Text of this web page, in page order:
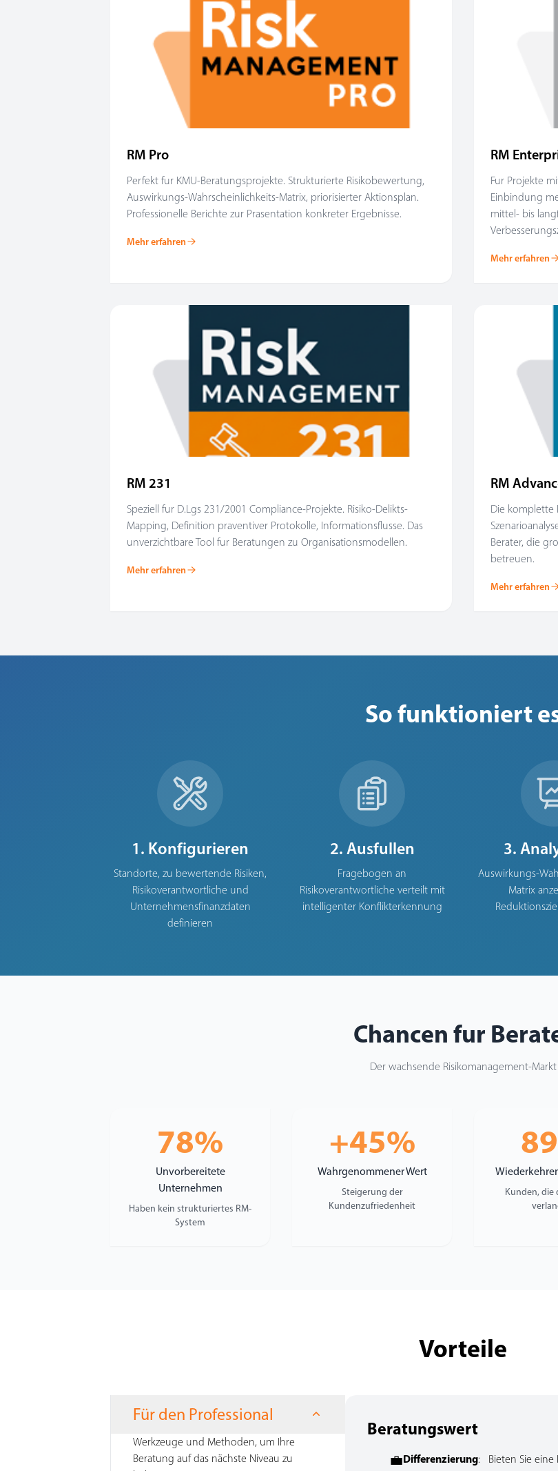
RM Pro
Perfekt fur KMU-Beratungsprojekte. Strukturierte Risikobewertung,
Auswirkungs-Wahrscheinlichkeits-Matrix, priorisierter Aktionsplan.
Professionelle Berichte zur Prasentation konkreter Ergebnisse.
Mehr erfahren
RM
Fur Projekte
Einbindung
mittel- bis
Mehr erfahren
RM 231
Speziell fur D.Lgs 231/2001 Compliance-Projekte. Risiko-Delikts-
Mapping, Definition praventiver Protokolle, Informationsflusse. Das
unverzichtbare Tool fur Beratungen zu Organisationsmodellen.
Mehr erfahren
RM
Die komplette
Berater, die
betreuen.
Mehr erfahren
So funktioniert
1. Konfigurieren
Standorte, zu bewertende Risiken,
Risikoverantwortliche und
Unternehmensfinanzdaten
definieren
2. Ausfullen
Fragebogen an
Risikoverantwortliche verteilt mit
intelligenter Konflikterkennung
3.
Auswirkungs-
Matrix
Chancen fur
Der wachsende Risikomanagement-Markt
78%
Unvorbereitete
Unternehmen
Haben kein strukturiertes RM-
System
+45%
Wahrgenommener Wert
Steigerung der
Kundenzufriedenheit
Kunden, die
Vorteile
Für den Professional
Werkzeuge und Methoden, um Ihre
Beratung auf das nächste Niveau zu
Beratungswert
💼Differenzierung: Bieten Sie eine